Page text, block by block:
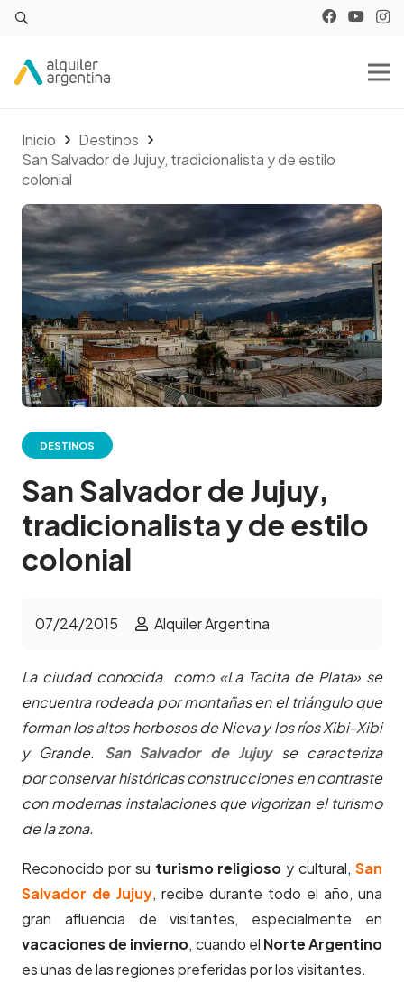
Inicio
Destinos
San Salvador de Jujuy, tradicionalista y de estilo
colonial
DESTINOS
San Salvador de Jujuy,
tradicionalista y de estilo
colonial
07/24/2015 Alquiler Argentina
La ciudad conocida como «La Tacita de Plata» se
encuentra rodeada por montañas en el triángulo que
forman los altos herbosos de Nieva y los ríos Xibi-Xibi
y Grande. San Salvador de Jujuyse caracteriza
por conservar históricas construcciones en contraste
con modernas instalaciones que vigorizan el turismo
de la zona.
Reconocido por su turismo religioso y cultural,San
Salvador de Jujuy, recibe durante todo el año, una
gran afluencia de visitantes, especialmente en
vacaciones de invierno, cuando el Norte Argentino
es unas de las regiones preferidas por los visitantes.